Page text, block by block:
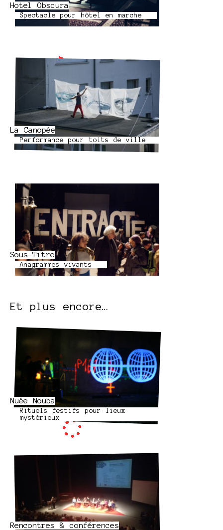
Hotel Obscura
Spectacle pour hôtel en marche
La Canopée
Performance pour toits de ville
Sous-Titre
Anagrammes vivants
Et plus encore…
Nuée Nouba
Rituels festifs pour lieux
mystérieux
Rencontres & conférences